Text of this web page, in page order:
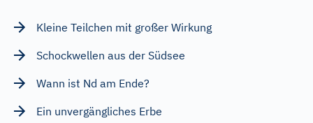
Kleine Teilchen mit großer Wirkung
Schockwellen aus der Südsee
Wann ist Nd am Ende?
Ein unvergängliches Erbe